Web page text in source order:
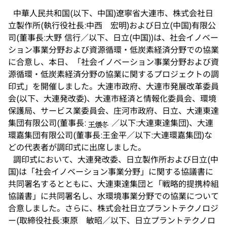
タ
ブ
で
開
く
中華人民共和国(以下、中国)遼寧省大連市、株式会社日
立製作所(執行役社長:中西 宏明)および日立(中国)有限公
司(董事長:大野 信行／以下、日立(中国))は、社会イノベー
ション事業分野および資源循環・低炭素経済分野での協業
に合意し、本日、「社会イノベーション事業分野および資
源循環・低炭素経済分野の協業に関するプロジェクトの調
印式」を開催しました。大連市政府、大連市発展改革委員
会(以下、大連発改委)、大連市経済と情報化委員会、環境
保護局、サービス業委員会、庄河市政府、日立、大連東達
集団有限公司(董事長:
／以下:大連東達集団)、大連
環嘉集団有限公司(董事長:王金平／以下:大連環嘉集団)な
どの代表者が調印式に出席しました。
調印式において、大連発改委、日立製作所および日立(中
国)は「社会イノベーション事業分野」に関する協議書に
共同署名するとともに、大連東達集団と「戦略的提携枠組
協議書」に共同署名し、水環境事業分野での協業について
合意しました。さらに、株式会社日立プラントテクノロジ
ー(取締役社長:東原 敏昭／以下、日立プラントテクノロ